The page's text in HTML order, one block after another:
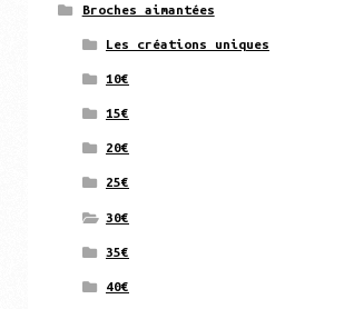
Broches aimantées
Les créations uniques
10€
15€
20€
25€
30€
35€
40€